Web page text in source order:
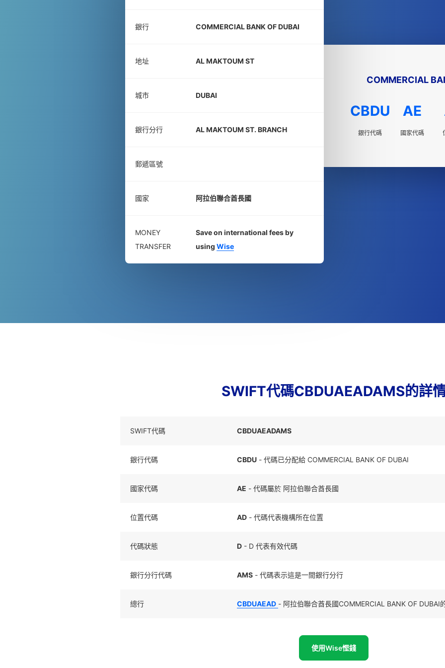
銀行 COMMERCIAL BANK OF DUBAI
地址 AL MAKTOUM ST
城市 DUBAI
銀行分行 AL MAKTOUM ST. BRANCH
郵遞區號
國家 阿拉伯聯合酋長國
MONEY
TRANSFER
Save on international fees by
using Wise
COMMERCIAL
CBDU
銀行代碼
AE
國家代碼
SWIFT代碼CBDUAEADAMS的詳
SWIFT代碼 CBDUAEADAMS
銀行代碼 CBDU - 代碼已分配給 COMMERCIAL BANK OF DUBAI
國家代碼 AE - 代碼屬於 阿拉伯聯合酋長國
位置代碼 AD - 代碼代表機構所在位置
代碼狀態 D - D 代表有效代碼
銀行分行代碼 AMS - 代碼表示這是一間銀行分行
總行 CBDUAEAD - 阿拉伯聯合酋長國COMMERCIAL BANK OF DUBAI
使用Wise慳錢